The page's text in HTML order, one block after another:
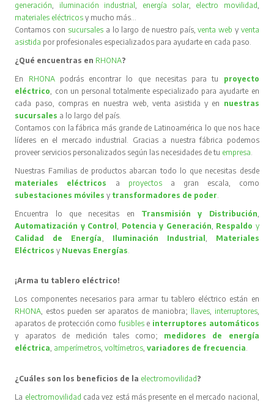
generación, iluminación industrial, energía solar, electro movilidad,
materiales eléctricos y mucho más…
Contamos con sucursales a lo largo de nuestro país,venta web y venta
asistida por profesionales especializados para ayudarte en cada paso.
¿Qué encuentras en RHONA?
En RHONA podrás encontrar lo que necesitas para tu proyecto
eléctrico, con un personal totalmente especializado para ayudarte en
cada paso, compras en nuestra web, venta asistida y en nuestras
sucursales a lo largo del país.
Contamos con la fábrica más grande de Latinoamérica lo que nos hace
líderes en el mercado industrial. Gracias a nuestra fábrica podemos
proveer servicios personalizados según las necesidades de tu empresa.
Nuestras Familias de productos abarcan todo lo que necesitas desde
materiales eléctricos
a proyectos
a gran escala, como
subestaciones móvilesy transformadores de poder.
Encuentra lo que necesitas en Transmisión y Distribución,
Automatización y Control, Potencia y Generación, Respaldo y
Calidad de Energía, Iluminación Industrial , Materiales
Eléctricos y Nuevas Energías.
¡Arma tu tablero eléctrico!
Los componentes necesarios para armar tu tablero eléctrico están en
RHONA, estos pueden ser aparatos de maniobra; llaves, interruptores,
aparatos de protección comofusibles e interruptores automáticos
y aparatos de medición tales como; medidores de energía
eléctrica, amperímetros,voltímetros,variadores de frecuencia.
¿Cuáles son los beneficios de la electromovilidad ?
La electromovilidad cada vez está más presente en el mercado nacional,